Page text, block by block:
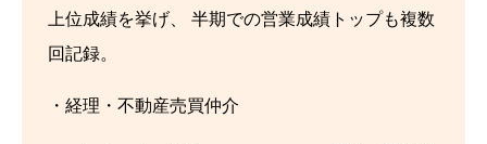
上位成績を挙げ、 半期での営業成績トップも複数
回記録。
・経理・不動産売買仲介